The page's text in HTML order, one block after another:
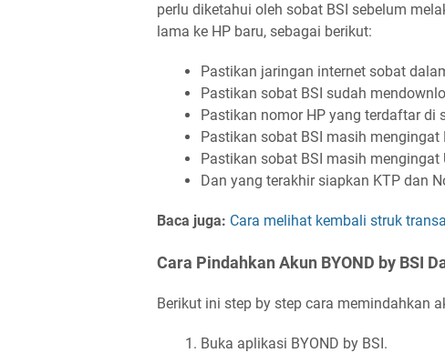
perlu diketahui oleh sobat BSI sebelum
lama ke HP baru, sebagai berikut:
Pastikan jaringan internet sobat
Pastikan sobat BSI sudah
Pastikan nomor HP yang terdaftar di
Pastikan sobat BSI masih mengingat
Pastikan sobat BSI masih mengingat
Dan yang terakhir siapkan KTP dan
Baca juga: Cara melihat kembali struk
Cara Pindahkan Akun BYOND by BSI
Berikut ini step by step cara memindahkan
Buka aplikasi BYOND by BSI.